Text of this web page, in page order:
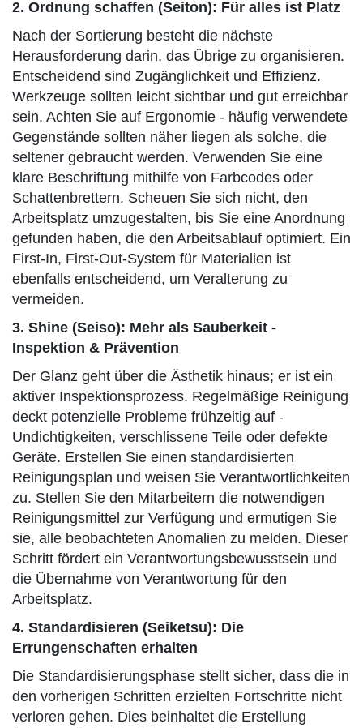
2. Ordnung schaffen (Seiton): Für alles ist Platz
Nach der Sortierung besteht die nächste
Herausforderung darin, das Übrige zu organisieren.
Entscheidend sind Zugänglichkeit und Effizienz.
Werkzeuge sollten leicht sichtbar und gut erreichbar
sein. Achten Sie auf Ergonomie - häufig verwendete
Gegenstände sollten näher liegen als solche, die
seltener gebraucht werden. Verwenden Sie eine
klare Beschriftung mithilfe von Farbcodes oder
Schattenbrettern. Scheuen Sie sich nicht, den
Arbeitsplatz umzugestalten, bis Sie eine Anordnung
gefunden haben, die den Arbeitsablauf optimiert. Ein
First-In, First-Out-System für Materialien ist
ebenfalls entscheidend, um Veralterung zu
vermeiden.
3. Shine (Seiso): Mehr als Sauberkeit -
Inspektion & Prävention
Der Glanz geht über die Ästhetik hinaus; er ist ein
aktiver Inspektionsprozess. Regelmäßige Reinigung
deckt potenzielle Probleme frühzeitig auf -
Undichtigkeiten, verschlissene Teile oder defekte
Geräte. Erstellen Sie einen standardisierten
Reinigungsplan und weisen Sie Verantwortlichkeiten
zu. Stellen Sie den Mitarbeitern die notwendigen
Reinigungsmittel zur Verfügung und ermutigen Sie
sie, alle beobachteten Anomalien zu melden. Dieser
Schritt fördert ein Verantwortungsbewusstsein und
die Übernahme von Verantwortung für den
Arbeitsplatz.
4. Standardisieren (Seiketsu): Die
Errungenschaften erhalten
Die Standardisierungsphase stellt sicher, dass die in
den vorherigen Schritten erzielten Fortschritte nicht
verloren gehen. Dies beinhaltet die Erstellung